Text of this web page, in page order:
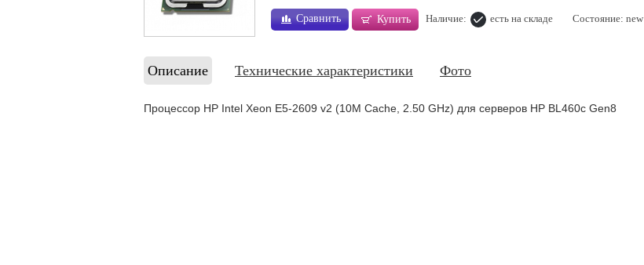
Сравнить Купить Наличие: есть на складе Состояние: new
Описание Технические характеристики Фото
Процессор HP Intel Xeon E5-2609 v2 (10M Cache, 2.50 GHz) для серверов HP BL460c Gen8